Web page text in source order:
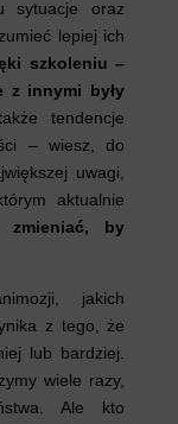
sytuacje oraz
lepiej ich
szkoleniu –
z innymi były
tendencje
– wiesz, do
uwagi,
aktualnie
by
jakich
z tego, że
lub bardziej.
wiele razy,
Ale kto